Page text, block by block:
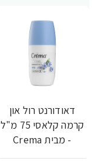
דאודורנט רול און
קרמה קלאסי 75 מ"ל
- מבית Crema